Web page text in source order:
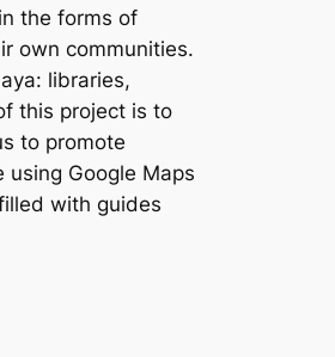
the forms of
own communities.
libraries,
this project is to
to promote
Google Maps
with guides